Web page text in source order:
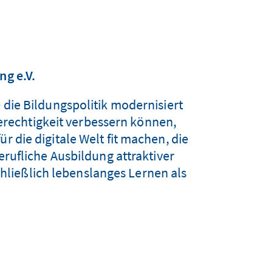
e.V.
die Bildungspolitik modernisiert
verbessern können,
die digitale Welt fit machen, die
Ausbildung attraktiver
lebenslanges Lernen als